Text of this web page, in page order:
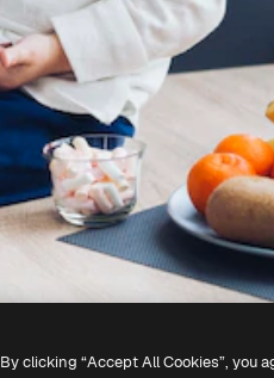
By clicking “Accept All Cookies”, you